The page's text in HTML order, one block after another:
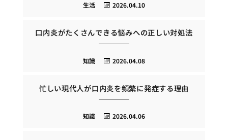
2026.04.10
生活
口内炎がたくさんできる悩みへの正しい対処法
2026.04.08
知識
忙しい現代人が口内炎を頻繁に発症する理由
2026.04.06
知識